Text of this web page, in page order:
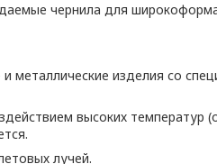
чернила для
металлические изделия со
высоких температур
лучей.